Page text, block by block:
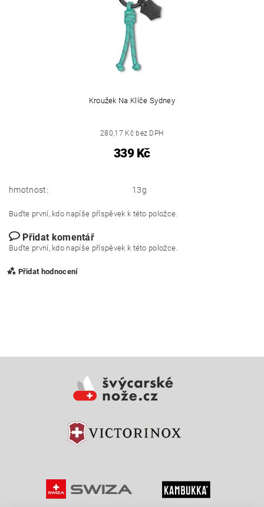
Kroužek Na Klíče Sydney
280,17 Kč bez DPH
339 Kč
hmotnost: 13g
Buďte první, kdo napíše příspěvek k této položce.
Přidat komentář
Buďte první, kdo napíše příspěvek k této položce.
Přidat hodnocení